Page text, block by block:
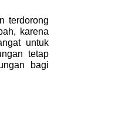
terdorong
karena
untuk
tetap
bagi